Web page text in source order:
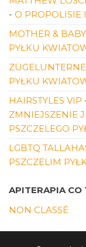
- O PROPOLISIE
MOTHER &
PYŁKU
PYŁKU
HAIRSTYLES VIP
ZMNIEJSZENIE
PSZCZELEGO
LGBTQ
PSZCZELIM
APITERAPIA CO
NON CLASSÉ